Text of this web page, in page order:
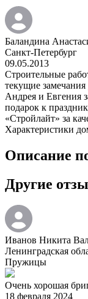
Баландина
Санкт-Петербург
09.05.2013
Строительные
текущие
Андрея и Евгения
подарок к
«Стройлайт» за
Характеристики
Описание
Другие
Иванов Никита
Ленинградская
Пружицы
Очень хорошая
18 февраля 2024